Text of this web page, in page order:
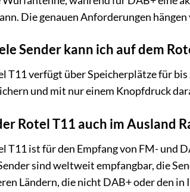
Die genauen Anforderungen
Sender kann ich auf dem
T11 verfügt über Speicherplätze für
und mit nur einem Knopfdruck
Rotel T11 auch im Ausland
T11 ist für den Empfang von FM- und
sind weltweit empfangbar, die
Ländern, die nicht DAB+ oder den